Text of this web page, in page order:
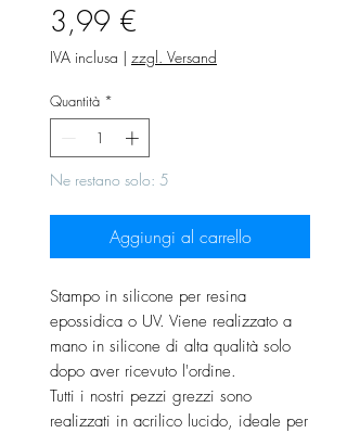
3,99 €
IVA inclusa | zzgl. Versand
Quantità *
Ne restano solo: 5
Aggiungi al carrello
Stampo in silicone per resina
epossidica o UV. Viene realizzato a
mano in silicone di alta qualità solo
dopo aver ricevuto l'ordine.
Tutti i nostri pezzi grezzi sono
realizzati in acrilico lucido, ideale per